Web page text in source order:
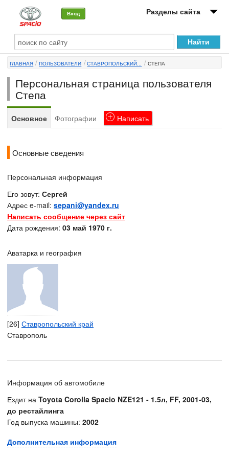
Вход Разделы сайта
О машине
Автоклуб
Форумы
Сервисы и услуги
ГЛАВНАЯ ПОЛЬЗОВАТЕЛИ СТАВРОПОЛЬСКИЙ... СТЕПА
Персональная страница пользователя
Степа
Основное Фотографии Написать
Основные сведения
Персональная информация
Его зовут: Сергей
Адрес e-mail: sepani@yandex.ru
Написать сообщение через сайт
Дата рождения: 03 май 1970 г.
Аватарка и география
[26] Ставропольский край
Ставрополь
Информация об автомобиле
Ездит на Toyota Corolla Spacio NZE121 - 1.5л, FF, 2001-03,
до рестайлинга
Год выпуска машины: 2002
Дополнительная информация